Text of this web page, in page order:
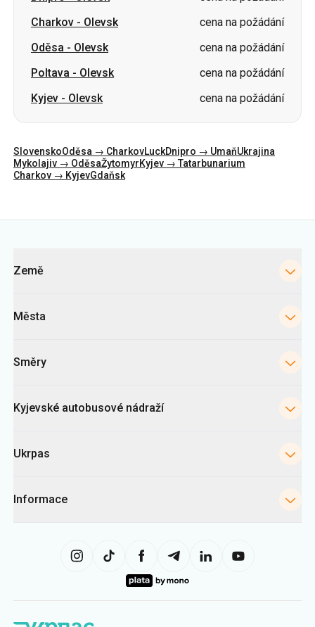
Kyjev-Olevsk cena na požádání
SlovenskoOděsa → Charkov Dnipro → Umaň Ukrajina
Charkov → KyjevGdaňsk
Kategorie
Tato stránka využívá soubory «cookies» zejména ke shromažďování
statistik, analýze chování uživatelů a reklamním účelům. Tyto informace